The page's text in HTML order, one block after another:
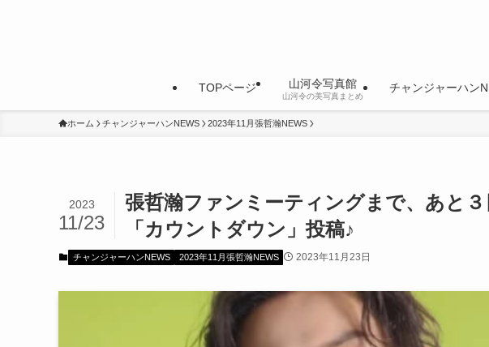
TOPページ 山河令写真館
山河令の美写真まとめ
チャンジャーハン
ホーム チャンジャーハンNEWS 2023年11月張哲瀚NEWS
張哲瀚ファンミーティングまで、あと
「カウントダウン」投稿♪
2023
11/23
チャンジャーハンNEWS 2023年11月張哲瀚NEWS 2023年11月23日